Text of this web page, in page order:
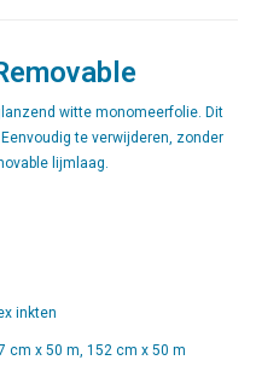
witte monomeerfolie. Dit
te verwijderen, zonder
lijmlaag.
inkten
cm x 50 m, 152 cm x 50 m